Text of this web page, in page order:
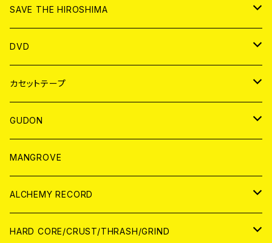
ANALOG
CD
ANALOG
SAVE THE HIROSHIMA
アパレル
BADGE
DVD
JAPAN
WORLD
カセットテープ
JAPAN
WORLD
GUDON
アパレル
PATCH
アナログ
MANGROVE
ALCHEMY RECORD
CD
HARD CORE/CRUST/THRASH/GRIND